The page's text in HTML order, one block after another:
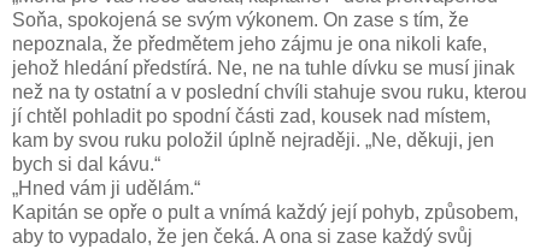
Soňa, spokojená se svým výkonem. On zase s tím, že
nepoznala, že předmětem jeho zájmu je ona nikoli kafe,
jehož hledání předstírá. Ne, ne na tuhle dívku se musí jinak
než na ty ostatní a v poslední chvíli stahuje svou ruku, kterou
jí chtěl pohladit po spodní části zad, kousek nad místem,
kam by svou ruku položil úplně nejraději. „Ne, děkuji, jen
bych si dal kávu.“
„Hned vám ji udělám.“
Kapitán se opře o pult a vnímá každý její pohyb, způsobem,
aby to vypadalo, že jen čeká. A ona si zase každý svůj